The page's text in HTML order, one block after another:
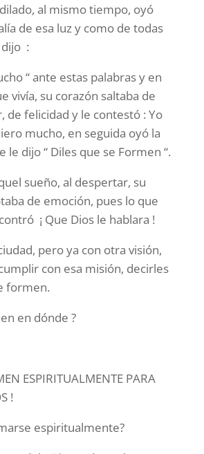
al mismo tiempo, oyó
de esa luz y como de todas
:
“ ante estas palabras y en
vivía, su corazón saltaba de
de felicidad y le contestó : Yo
mucho, en seguida oyó la
le dijo “ Diles que se Formen “.
sueño, al despertar, su
de emoción, pues lo que
¡ Que Dios le hablara !
pero ya con otra visión,
con esa misión, decirles
formen.
en dónde ?
ESPIRITUALMENTE PARA
!
espiritualmente?